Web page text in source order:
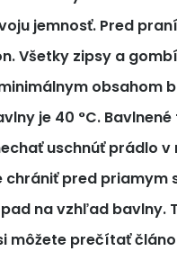
jemnosť. Pred
Všetky zipsy a
obsahom
je 40 °C. Bavlnené
uschnúť prádlo
chrániť pred priamym
na vzhľad bavlny.
môžete prečítať